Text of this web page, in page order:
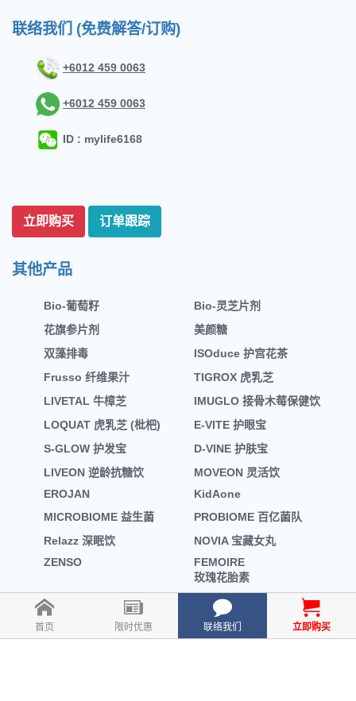
联络我们 (免费解答/订购)
+6012 459 0063
+6012 459 0063
ID : mylife6168
立即购买 订单跟踪
其他产品
Bio-葡萄籽
Bio-灵芝片剂
花旗参片剂
美颜糖
双藻排毒
ISOduce 护宫花茶
Frusso 纤维果汁
TIGROX 虎乳芝
LIVETAL 牛樟芝
IMUGLO 接骨木莓保健饮
LOQUAT 虎乳芝 (枇杷)
E-VITE 护眼宝
S-GLOW 护发宝
D-VINE 护肤宝
LIVEON 逆龄抗糖饮
MOVEON 灵活饮
EROJAN
KidAone
MICROBIOME 益生菌
PROBIOME 百亿菌队
Relazz 深眠饮
NOVIA 宝藏女丸
ZENSO
FEMOIRE
玫瑰花胎素
首页 限时优惠 联络我们 立即购买